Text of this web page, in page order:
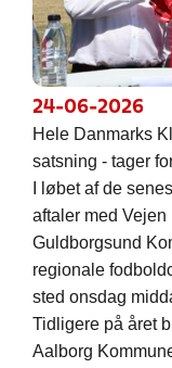
24-06-2026
Hele Danmarks
satsning - tager
I løbet af de
aftaler med
Guldborgsund
regionale
sted onsdag
Tidligere på året
Aalborg